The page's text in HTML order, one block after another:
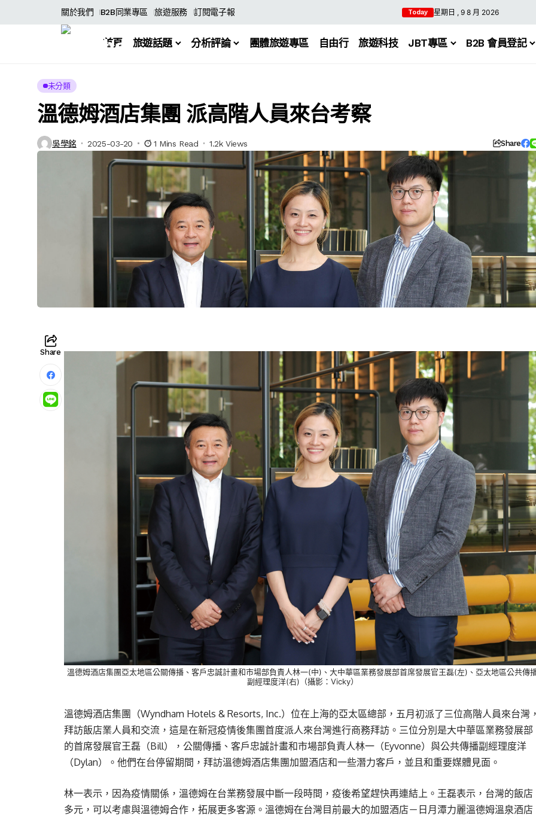
關於我們 B2B同業專區 旅遊服務 訂閱電子報 Today 星期日 , 9 8 月 2026
首頁 旅遊話題 分析評論 團體旅遊專區 自由行 旅遊科技 JBT專區 B2B 會員登記
未分類
溫德姆酒店集團 派高階人員來台考察
吳學銘 2025-03-20 1 Mins Read 1.2k Views Share
Share
溫德姆酒店集團亞太地區公關傳播、客戶忠誠計畫和市場部負責人林一(中)、大中華區業務發展部首席發展官王磊(左)、亞太地區公共傳
副經理度洋(右)（攝影：Vicky）
溫德姆酒店集團（Wyndham Hotels & Resorts, Inc.）位在上海的亞太區總部，五月初派了三位高階人員來台灣
拜訪飯店業人員和交流，這是在新冠疫情後集團首度派人來台灣進行商務拜訪。三位分別是大中華區業務發展部
的首席發展官王磊（Bill），公關傳播、客戶忠誠計畫和市場部負責人林一（Eyvonne）與公共傳播副經理度洋
（Dylan）。他們在台停留期間，拜訪溫德姆酒店集團加盟酒店和一些潛力客戶，並且和重要媒體見面。
林一表示，因為疫情關係，溫德姆在台業務發展中斷一段時間，疫後希望趕快再連結上。王磊表示，台灣的飯店
多元，可以考慮與溫德姆合作，拓展更多客源。溫德姆在台灣目前最大的加盟酒店－日月潭力麗溫德姆溫泉酒店